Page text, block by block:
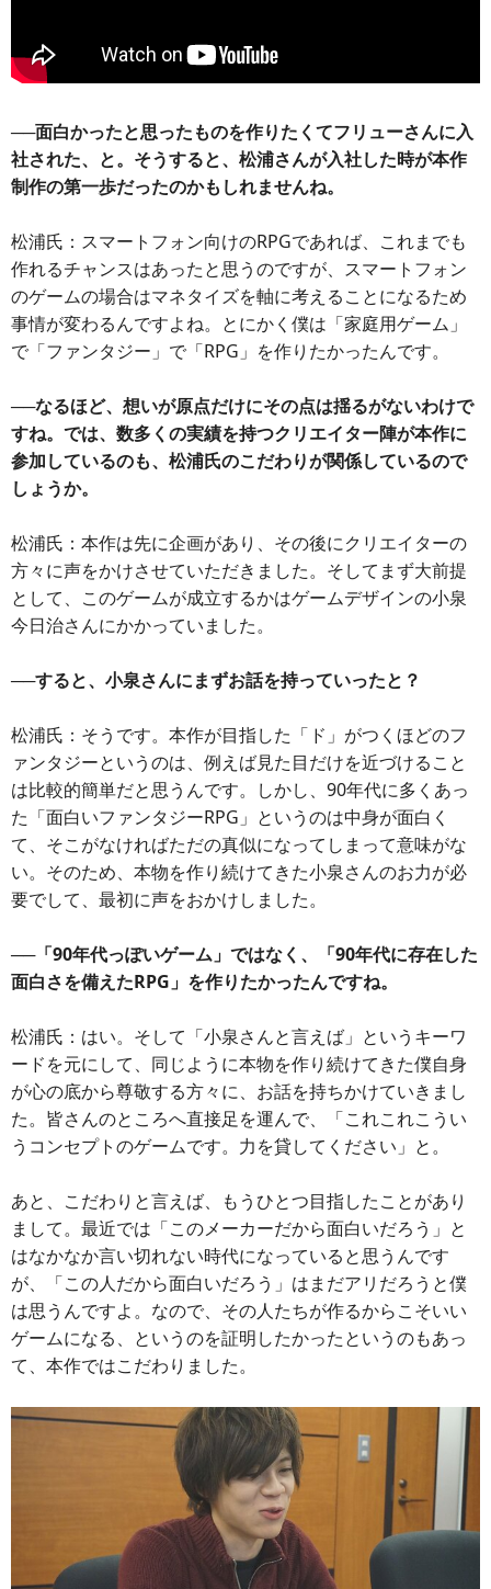
──面白かったと思ったものを作りたくてフリューさんに入
社された、と。そうすると、松浦さんが入社した時が本作
制作の第一歩だったのかもしれませんね。
松浦氏：スマートフォン向けのRPGであれば、これまでも
作れるチャンスはあったと思うのですが、スマートフォン
のゲームの場合はマネタイズを軸に考えることになるため
事情が変わるんですよね。とにかく僕は「家庭用ゲーム」
で「ファンタジー」で「RPG」を作りたかったんです。
──なるほど、想いが原点だけにその点は揺るがないわけで
すね。では、数多くの実績を持つクリエイター陣が本作に
参加しているのも、松浦氏のこだわりが関係しているので
しょうか。
松浦氏：本作は先に企画があり、その後にクリエイターの
方々に声をかけさせていただきました。そしてまず大前提
として、このゲームが成立するかはゲームデザインの小泉
今日治さんにかかっていました。
──すると、小泉さんにまずお話を持っていったと？
松浦氏：そうです。本作が目指した「ド」がつくほどのフ
ァンタジーというのは、例えば見た目だけを近づけること
は比較的簡単だと思うんです。しかし、90年代に多くあっ
た「面白いファンタジーRPG」というのは中身が面白く
て、そこがなければただの真似になってしまって意味がな
い。そのため、本物を作り続けてきた小泉さんのお力が必
要でして、最初に声をおかけしました。
──「90年代っぽいゲーム」ではなく、「90年代に存在した
面白さを備えたRPG」を作りたかったんですね。
松浦氏：はい。そして「小泉さんと言えば」というキーワ
ードを元にして、同じように本物を作り続けてきた僕自身
が心の底から尊敬する方々に、お話を持ちかけていきまし
た。皆さんのところへ直接足を運んで、「これこれこうい
うコンセプトのゲームです。力を貸してください」と。
あと、こだわりと言えば、もうひとつ目指したことがあり
まして。最近では「このメーカーだから面白いだろう」と
はなかなか言い切れない時代になっていると思うんです
が、「この人だから面白いだろう」はまだアリだろうと僕
は思うんですよ。なので、その人たちが作るからこそいい
ゲームになる、というのを証明したかったというのもあっ
て、本作ではこだわりました。